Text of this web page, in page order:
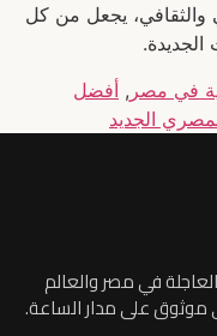
والثقافي، يجعل من كل
الجديدة.
في مصر , أفضل
الجديد
في مصر والعالم
موثوق على مدار الساعة.